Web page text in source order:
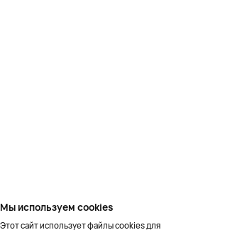
Мы используем cookies
Этот сайт использует файлы cookies для